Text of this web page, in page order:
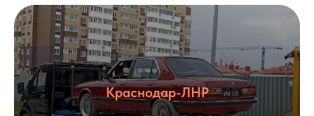
Краснодар-ЛНР